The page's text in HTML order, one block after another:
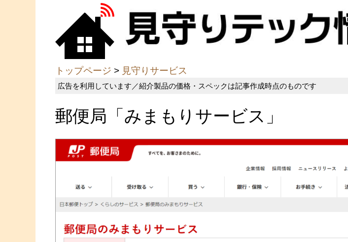
トップページ > 見守りサービス
広告を利用しています／紹介製品の価格・スペックは記事作成時点のものです
郵便局「みまもりサービス」